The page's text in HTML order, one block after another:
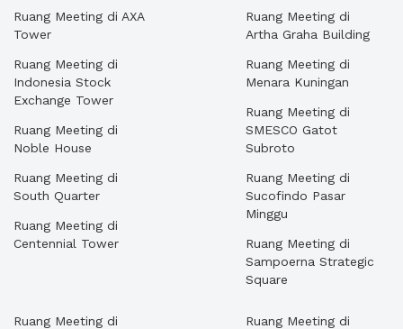
Ruang Meeting di AXA
Tower
Ruang Meeting di
Indonesia Stock
Exchange Tower
Ruang Meeting di
Noble House
Ruang Meeting di
South Quarter
Ruang Meeting di
Centennial Tower
Ruang Meeting di
Artha Graha Building
Ruang Meeting di
Menara Kuningan
Ruang Meeting di
SMESCO Gatot
Subroto
Ruang Meeting di
Sucofindo Pasar
Minggu
Ruang Meeting di
Sampoerna Strategic
Square
Ruang Meeting di
Ruang Meeting di